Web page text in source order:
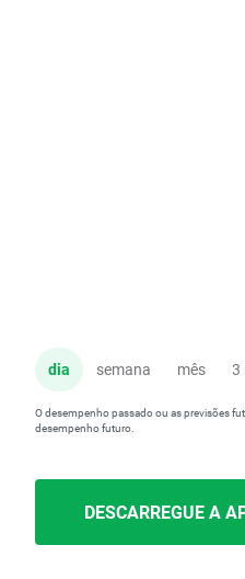
dia semana mês 3
O desempenho passado ou as previsões
desempenho futuro.
DESCARREGUE A